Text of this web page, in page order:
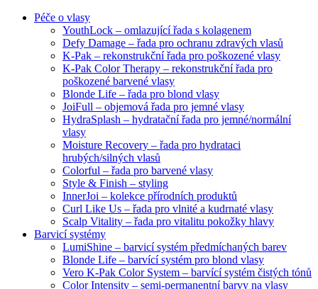
Péče o vlasy
YouthLock – omlazující řada s kolagenem
Defy Damage – řada pro ochranu zdravých vlasů
K-Pak – rekonstrukční řada pro poškozené vlasy
K-Pak Color Therapy – rekonstrukční řada pro
poškozené barvené vlasy
Blonde Life – řada pro blond vlasy
JoiFull – objemová řada pro jemné vlasy
HydraSplash – hydratační řada pro jemné/normální
vlasy
Moisture Recovery – řada pro hydrataci
hrubých/silných vlasů
Colorful – řada pro barvené vlasy
Style & Finish – styling
InnerJoi – kolekce přírodních produktů
Curl Like Us – řada pro vlnité a kudrnaté vlasy
Scalp Vitality – řada pro vitalitu pokožky hlavy
Barvicí systémy
LumiShine – barvicí systém předmíchaných barev
Blonde Life – barvící systém pro blond vlasy
Vero K-Pak Color System – barvící systém čistých tónů
Color Intensity – semi-permanentní barvy na vlasy